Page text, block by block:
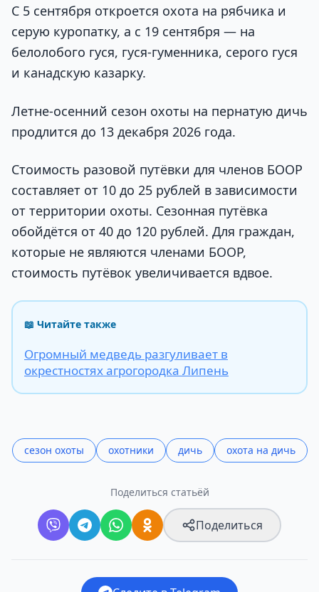
С 5 сентября откроется охота на рябчика и
серую куропатку, а с 19 сентября — на
белолобого гуся, гуся-гуменника, серого гуся
и канадскую казарку.
Летне-осенний сезон охоты на пернатую дичь
продлится до 13 декабря 2026 года.
Стоимость разовой путёвки для членов БООР
составляет от 10 до 25 рублей в зависимости
от территории охоты. Сезонная путёвка
обойдётся от 40 до 120 рублей. Для граждан,
которые не являются членами БООР,
стоимость путёвок увеличивается вдвое.
📖 Читайте также
Огромный медведь разгуливает в
окрестностях агрогородка Липень
сезон охоты охотники дичь охота на дичь
Поделиться статьёй
Поделиться